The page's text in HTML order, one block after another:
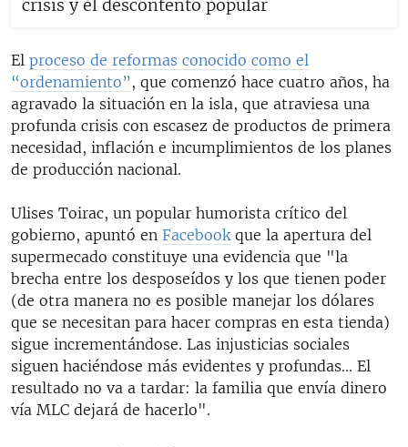
crisis y el descontento popular
El proceso de reformas conocido como el
“ordenamiento”, que comenzó hace cuatro años, ha
agravado la situación en la isla, que atraviesa una
profunda crisis con escasez de productos de primera
necesidad, inflación e incumplimientos de los planes
de producción nacional.
Ulises Toirac, un popular humorista crítico del
gobierno, apuntó en Facebookque la apertura del
supermecado constituye una evidencia que "la
brecha entre los desposeídos y los que tienen poder
(de otra manera no es posible manejar los dólares
que se necesitan para hacer compras en esta tienda)
sigue incrementándose. Las injusticias sociales
siguen haciéndose más evidentes y profundas... El
resultado no va a tardar: la familia que envía dinero
vía MLC dejará de hacerlo".